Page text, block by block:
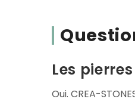
Les
Oui. CREA-